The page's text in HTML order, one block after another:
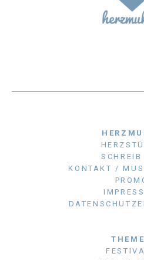
SCHREIB
KONTAKT /